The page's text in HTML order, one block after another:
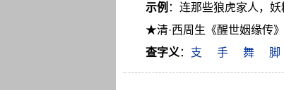
示例 ：连那些狼虎家人，
★清·西周生《醒世姻缘传
查字义： 支 手 舞 脚